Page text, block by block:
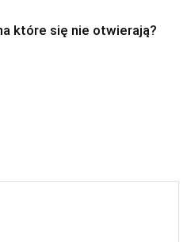
które się nie otwierają?